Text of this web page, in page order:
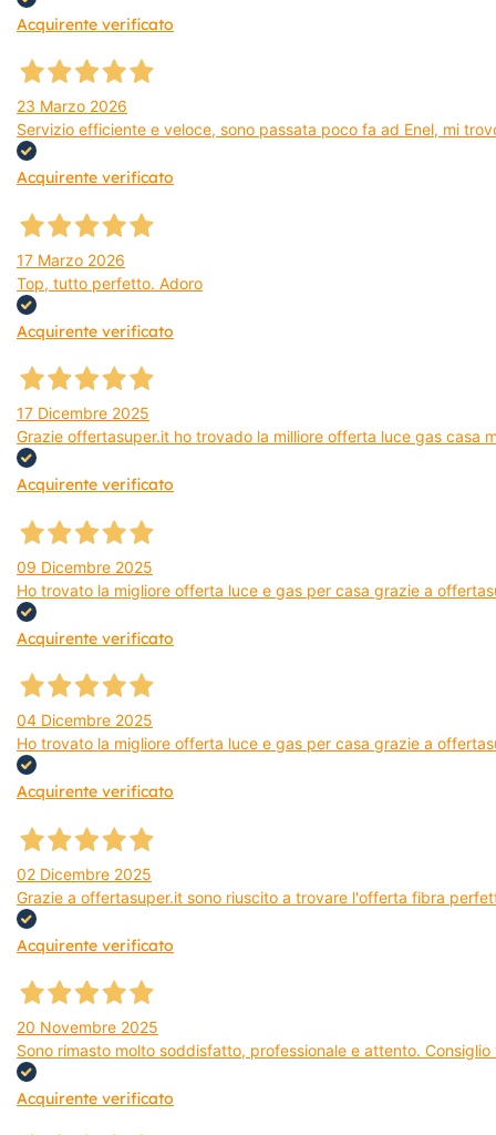
Acquirente verificato
23 Marzo 2026
Servizio efficiente e veloce, sono passata poco fa ad Enel, mi
Acquirente verificato
17 Marzo 2026
Top, tutto perfetto. Adoro
Acquirente verificato
17 Dicembre 2025
Grazie offertasuper.it ho trovado la milliore offerta luce gas casa
Acquirente verificato
09 Dicembre 2025
Ho trovato la migliore offerta luce e gas per casa grazie a
Acquirente verificato
04 Dicembre 2025
Ho trovato la migliore offerta luce e gas per casa grazie a
Acquirente verificato
02 Dicembre 2025
Grazie a offertasuper.it sono riuscito a trovare l'offerta fibra
Acquirente verificato
20 Novembre 2025
Sono rimasto molto soddisfatto, professionale e attento.
Acquirente verificato